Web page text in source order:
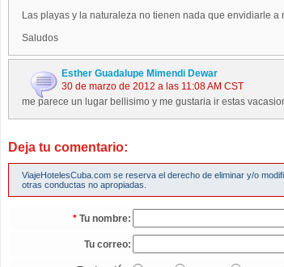
Las playas y la naturaleza no tienen nada que envidiarle a
Saludos
Esther Guadalupe Mimendi Dewar
30 de marzo de 2012 a las 11:08 AM CST
me parece un lugar bellisimo y me gustaria ir estas
Deja tu comentario:
ViajeHotelesCuba.com se reserva el derecho de eliminar y/o
otras conductas no apropiadas.
* Tu nombre:
Tu correo: